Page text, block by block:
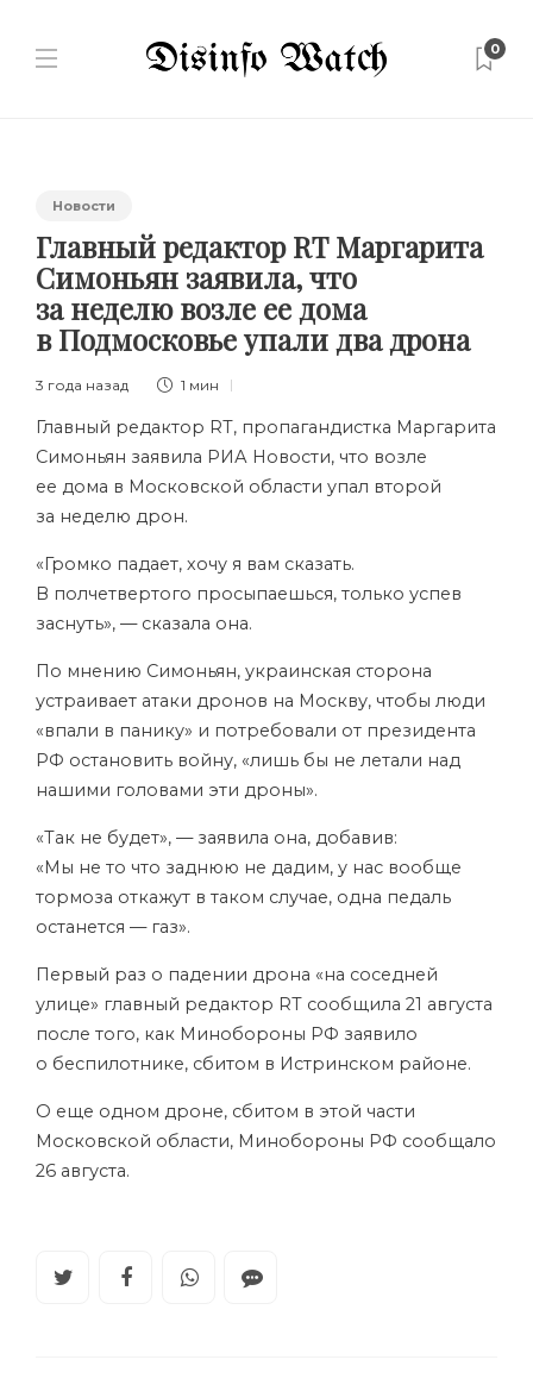
0
Новости
Главный редактор RT Маргарита
Симоньян заявила, что
за неделю возле ее дома
в Подмосковье упали два дрона
3 года назад 1 мин
Главный редактор RT, пропагандистка Маргарита
Симоньян заявила РИА Новости, что возле
ее дома в Московской области упал второй
за неделю дрон.
«Громко падает, хочу я вам сказать.
В полчетвертого просыпаешься, только успев
заснуть», — сказала она.
По мнению Симоньян, украинская сторона
устраивает атаки дронов на Москву, чтобы люди
«впали в панику» и потребовали от президента
РФ остановить войну, «лишь бы не летали над
нашими головами эти дроны».
«Так не будет», — заявила она, добавив:
«Мы не то что заднюю не дадим, у нас вообще
тормоза откажут в таком случае, одна педаль
останется — газ».
Первый раз о падении дрона «на соседней
улице» главный редактор RT сообщила 21 августа
после того, как Минобороны РФ заявило
о беспилотнике, сбитом в Истринском районе.
О еще одном дроне, сбитом в этой части
Московской области, Минобороны РФ сообщало
26 августа.